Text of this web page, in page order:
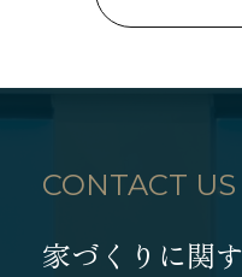
CONTACT US
家づくりに関